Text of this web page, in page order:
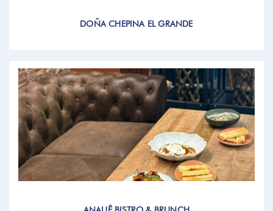
DOÑA CHEPINA EL GRANDE